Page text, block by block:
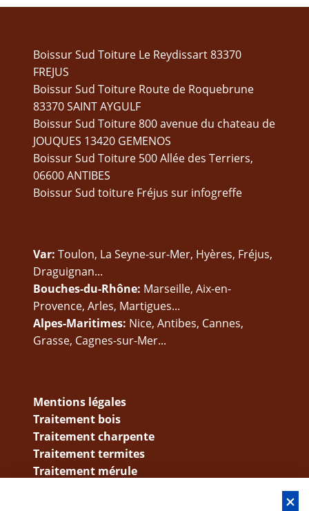
Boissur Sud Toiture Le Reydissart 83370
FREJUS
Boissur Sud Toiture Route de Roquebrune
83370 SAINT AYGULF
Boissur Sud Toiture 800 avenue du chateau de
JOUQUES 13420 GEMENOS
Boissur Sud Toiture 500 Allée des Terriers,
06600 ANTIBES
Boissur Sud toiture Fréjus sur infogreffe
Var: Toulon, La Seyne-sur-Mer, Hyères, Fréjus,
Draguignan...
Bouches-du-Rhône: Marseille, Aix-en-
Provence, Arles, Martigues...
Alpes-Maritimes: Nice, Antibes, Cannes,
Grasse, Cagnes-sur-Mer...
Mentions légales
Traitement bois
Traitement charpente
Traitement termites
Traitement mérule